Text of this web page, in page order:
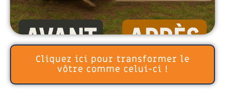
Cliquez ici pour transformer le
vôtre comme celui-ci !